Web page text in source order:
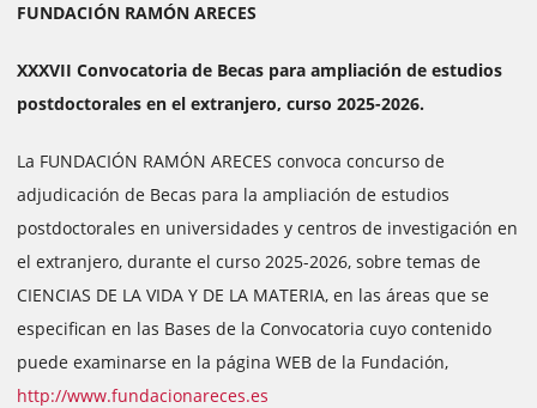
FUNDACIÓN RAMÓN ARECES
XXXVII Convocatoria de Becas para ampliación de estudios
postdoctorales en el extranjero, curso 2025-2026.
La FUNDACIÓN RAMÓN ARECES convoca concurso de
adjudicación de Becas para la ampliación de estudios
postdoctorales en universidades y centros de investigación en
el extranjero, durante el curso 2025-2026, sobre temas de
CIENCIAS DE LA VIDA Y DE LA MATERIA, en las áreas que se
especifican en las Bases de la Convocatoria cuyo contenido
puede examinarse en la página WEB de la Fundación,
http://www.fundacionareces.es